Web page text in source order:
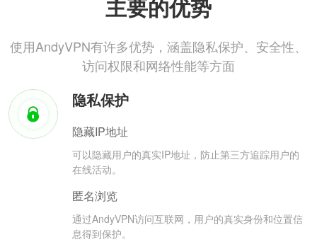
主要的优势
使用AndyVPN有许多优势，涵盖隐私保护、安全性、
访问权限和网络性能等方面
隐私保护
隐藏IP地址
可以隐藏用户的真实IP地址，防止第三方追踪用户的
在线活动。
匿名浏览
通过AndyVPN访问互联网，用户的真实身份和位置信
息得到保护。